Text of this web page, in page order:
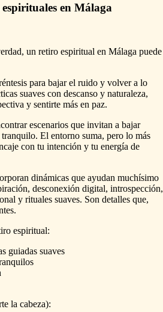
en Málaga
un retiro espiritual en Málaga puede
para bajar el ruido y volver a lo
suaves con descanso y naturaleza,
y sentirte más en paz.
escenarios que invitan a bajar
El entorno suma, pero lo más
con tu intención y tu energía de
dinámicas que ayudan muchísimo
desconexión digital, introspección,
y rituales suaves. Son detalles que,
espiritual:
guiadas suaves
la cabeza):